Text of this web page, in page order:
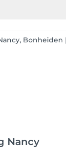
Nancy